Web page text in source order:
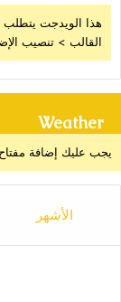
هذا الويدجت يتطلب
القالب > تنصيب
Weather
يجب عليك إضافة مفتاح API للطقس من خلال صفحة إعدادات القالب > الدمج
الأشهر